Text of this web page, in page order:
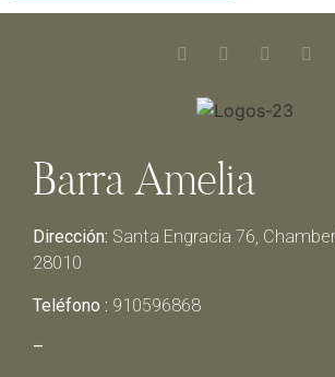
Barra Amelia
Dirección: Santa Engracia 76,
28010
Teléfono : 910596868
–